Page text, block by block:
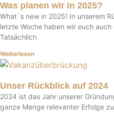
Was planen wir in 2025?
What´s new in 2025! In unserem
letzte Woche haben wir euch
Tatsächlich
Weiterlesen
Unser Rückblick auf 2024
2024 ist das Jahr unserer
ganze Menge relevanter Erfolge